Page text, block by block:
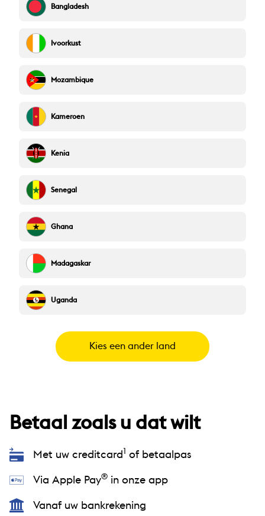
Bangladesh
Ivoorkust
Mozambique
Kameroen
Kenia
Senegal
Ghana
Madagaskar
Uganda
Kies een ander land
Betaal zoals u dat wilt
Met uw creditcard of betaalpas
Via Apple Pay® in onze app
Vanaf uw bankrekening